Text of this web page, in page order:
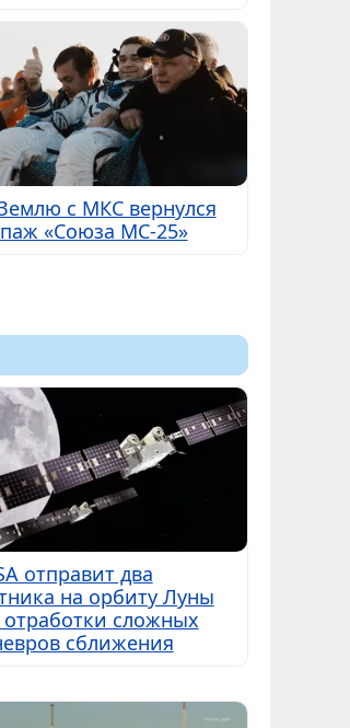
с МКС вернулся
«Союза МС-25»
отправит два
на орбиту Луны
отработки сложных
сближения